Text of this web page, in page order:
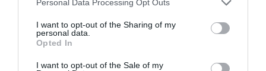
Personal Data Processing Opt Outs
I want to opt-out of the Sharing of my
personal data.
Opted In
I want to opt-out of the Sale of my
aefestival.gr